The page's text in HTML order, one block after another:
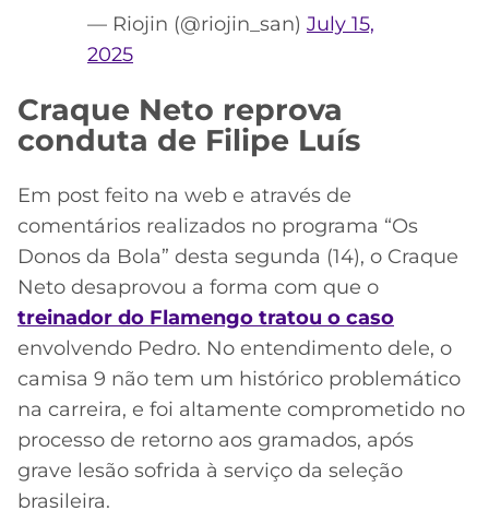
— Riojin (@riojin_san) July 15,
2025
Craque Neto reprova
conduta de Filipe Luís
Em post feito na web e através de
comentários realizados no programa “Os
Donos da Bola” desta segunda (14), o Craque
Neto desaprovou a forma com que o
treinador do Flamengo tratou o caso
envolvendo Pedro. No entendimento dele, o
camisa 9 não tem um histórico problemático
na carreira, e foi altamente comprometido no
processo de retorno aos gramados, após
grave lesão sofrida à serviço da seleção
brasileira.